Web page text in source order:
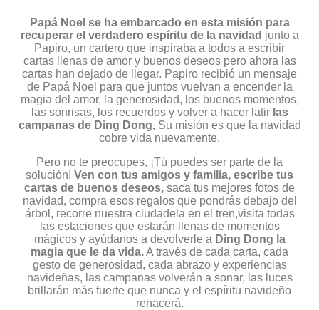
Papá Noel se ha embarcado en esta misión para
recuperar el verdadero espíritu de la navidad junto a
Papiro, un cartero que inspiraba a todos a escribir
cartas llenas de amor y buenos deseos pero ahora las
cartas han dejado de llegar. Papiro recibió un mensaje
de Papá Noel para que juntos vuelvan a encender la
magia del amor, la generosidad, los buenos momentos,
las sonrisas, los recuerdos y volver a hacer latir las
campanas de Ding Dong,Su misión es que la navidad
cobre vida nuevamente.
Pero no te preocupes, ¡Tú puedes ser parte de la
solución! Ven con tus amigos y familia, escribe tus
cartas de buenos deseos, saca tus mejores fotos de
navidad, compra esos regalos que pondrás debajo del
árbol, recorre nuestra ciudadela en el tren,visita todas
las estaciones que estarán llenas de momentos
mágicos y ayúdanos a devolverle a Ding Dong la
magia que le da vida.A través de cada carta, cada
gesto de generosidad, cada abrazo y experiencias
navideñas, las campanas volverán a sonar, las luces
brillarán más fuerte que nunca y el espíritu navideño
renacerá.